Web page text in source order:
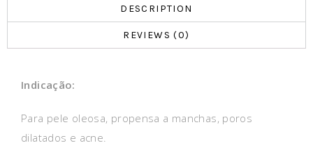
DESCRIPTION
REVIEWS (0)
Indicação:
Para pele oleosa, propensa a manchas, poros
dilatados e acne.